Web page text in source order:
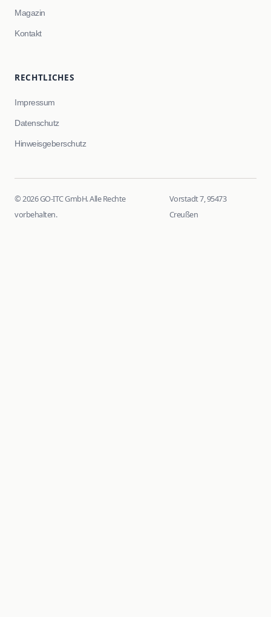
Magazin
Kontakt
RECHTLICHES
Impressum
Datenschutz
Hinweisgeberschutz
© 2026 GO-ITC GmbH. Alle Rechte
vorbehalten.
Vorstadt 7, 95473
Creußen